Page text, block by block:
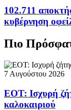
102.711
κυβέρνηση
Πιο
7 Αυγούστου 2026
ΕΟΤ: Ισχυρή
καλοκαιριού